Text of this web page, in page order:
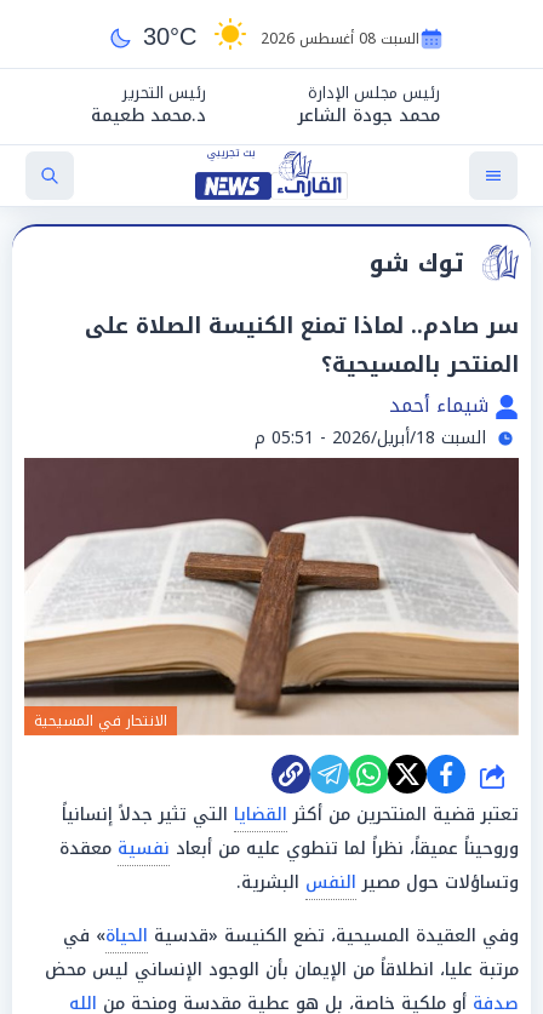
السبت 08 أغسطس 2026 30°C
رئيس مجلس الإدارة
محمد جودة الشاعر
رئيس التحرير
د.محمد طعيمة
توك شو
سر صادم.. لماذا تمنع الكنيسة الصلاة على
المنتحر بالمسيحية؟
شيماء أحمد
السبت 18/أبريل/2026 - 05:51 م
الانتحار في المسيحية
شارك
تعتبر قضية المنتحرين من أكثرالقضايا التي تثير جدلاً إنسانياً
وروحيناً عميقاً، نظراً لما تنطوي عليه من أبعاد نفسية معقدة
وتساؤلات حول مصيرالنفس البشرية.
وفي العقيدة المسيحية، تضع الكنيسة «قدسية الحياة» في
مرتبة عليا، انطلاقاً من الإيمان بأن الوجود الإنساني ليس محض
صدفة أو ملكية خاصة، بل هو عطية مقدسة ومنحة من الله